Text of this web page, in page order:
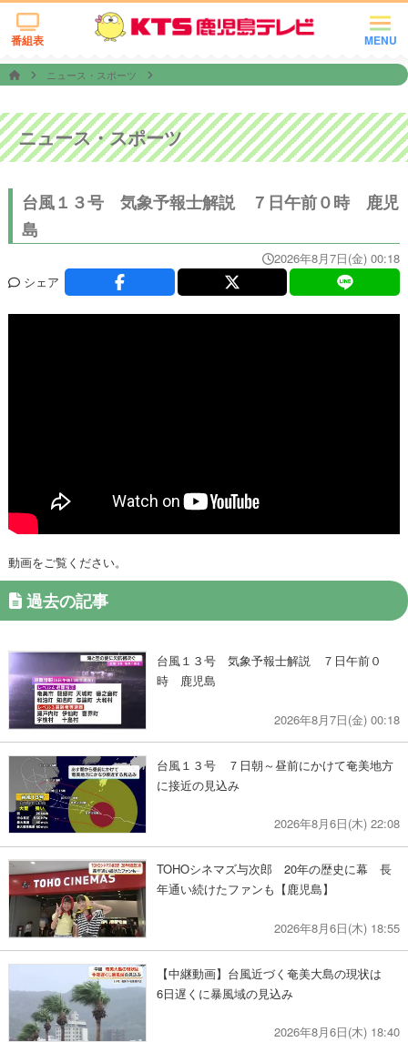
MENU
番組表
ニュース・スポーツ
ニュース・スポーツ
台風１３号 気象予報士解説 ７日午前０時 鹿児
島
2026年8月7日(金) 00:18
シェア
動画をご覧ください。
過去の記事
台風１３号 気象予報士解説 ７日午前０
時 鹿児島
2026年8月7日(金) 00:18
台風１３号 ７日朝～昼前にかけて奄美地方
に接近の見込み
2026年8月6日(木) 22:08
TOHOシネマズ与次郎 20年の歴史に幕 長
年通い続けたファンも【鹿児島】
2026年8月6日(木) 18:55
【中継動画】台風近づく奄美大島の現状は
6日遅くに暴風域の見込み
2026年8月6日(木) 18:40